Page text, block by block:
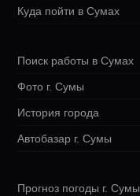
Куда пойти в Сумах
Поиск работы в Сумах
Фото г. Сумы
История города
Автобазар г. Сумы
Прогноз погоды г. Сумы